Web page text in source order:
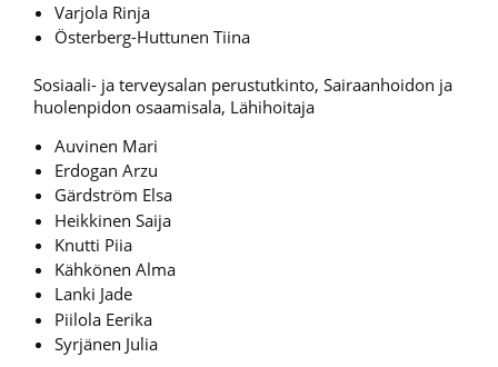
Varjola Rinja
Österberg-Huttunen Tiina
Sosiaali- ja terveysalan perustutkinto, Sairaanhoidon ja
huolenpidon osaamisala, Lähihoitaja
Auvinen Mari
Erdogan Arzu
Gärdström Elsa
Heikkinen Saija
Knutti Piia
Kähkönen Alma
Lanki Jade
Piilola Eerika
Syrjänen Julia